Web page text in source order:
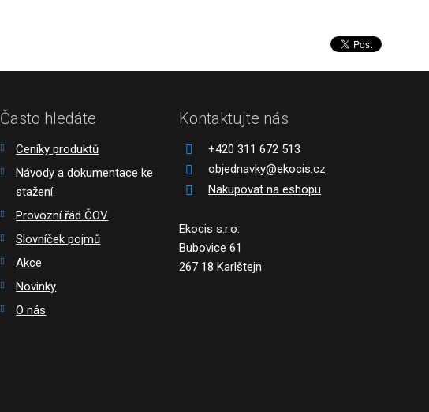
Často hledáte
Ceníky produktů
Návody a dokumentace ke
stažení
Provozní řád ČOV
Slovníček pojmů
Akce
Novinky
O nás
Kontaktujte nás
+420 311 672 513
objednavky@ekocis.cz
Nakupovat na eshopu
Ekocis s.r.o.
Bubovice 61
267 18 Karlštejn